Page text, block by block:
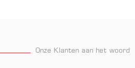
Onze Klanten aan het woord